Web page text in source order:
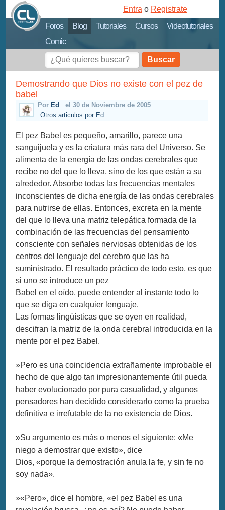
Foros Blog Tutoriales Cursos
Videotutoriales
Comic
Entra o Registrate
Buscar
Demostrando que Dios no existe con el pez de
babel
Por Ed
el 30 de Noviembre de 2005
Otros articulos por Ed.
El pez Babel es pequeño, amarillo, parece una
sanguijuela y es la criatura más rara del Universo. Se
alimenta de la energía de las ondas cerebrales que
recibe no del que lo lleva, sino de los que están a su
alrededor. Absorbe todas las frecuencias mentales
inconscientes de dicha energía de las ondas cerebrales
para nutrirse de ellas. Entonces, excreta en la mente
del que lo lleva una matriz telepática formada de la
combinación de las frecuencias del pensamiento
consciente con señales nerviosas obtenidas de los
centros del lenguaje del cerebro que las ha
suministrado. El resultado práctico de todo esto, es que
si uno se introduce un pez
Babel en el oído, puede entender al instante todo lo
que se diga en cualquier lenguaje.
Las formas lingüísticas que se oyen en realidad,
descifran la matriz de la onda cerebral introducida en la
mente por el pez Babel.
»Pero es una coincidencia extrañamente improbable el
hecho de que algo tan impresionantemente útil pueda
haber evolucionado por pura casualidad, y algunos
pensadores han decidido considerarlo como la prueba
definitiva e irrefutable de la no existencia de Dios.
»Su argumento es más o menos el siguiente: «Me
niego a demostrar que existo», dice
Dios, «porque la demostración anula la fe, y sin fe no
soy nada».
»«Pero», dice el hombre, «el pez Babel es una